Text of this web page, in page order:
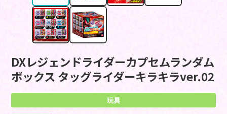
DXレジェンドライダーカプセムランダム
ボックス タッグライダーキラキラver.02
玩具